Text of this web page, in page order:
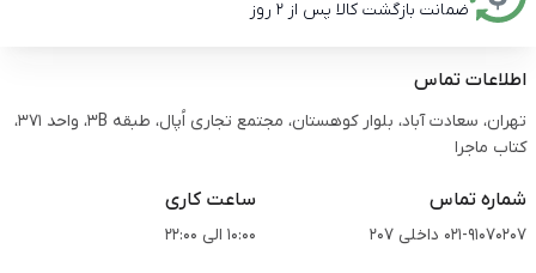
ضمانت بازگشت کالا پس از 2 روز
اطلاعات تماس
تهران، سعادت آباد، بلوار کوهستان، مجتمع تجاری اُپال، طبقه 3B، واحد 371،
کتاب ماجرا
شماره تماس
021-91070207 داخلی 207
ساعت کاری
10:00 الی 22:00